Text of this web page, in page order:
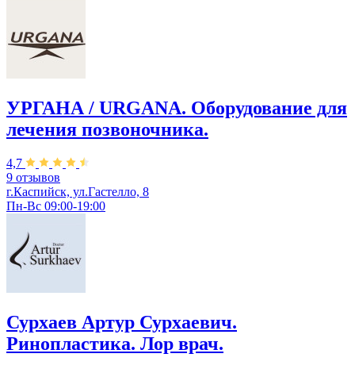
УРГАНА / URGANA. Оборудование для
лечения позвоночника.
4,7
9 отзывов
г.Каспийск, ул.Гастелло, 8
Пн-Вс 09:00-19:00
Сурхаев Артур Сурхаевич.
Ринопластика. Лор врач.